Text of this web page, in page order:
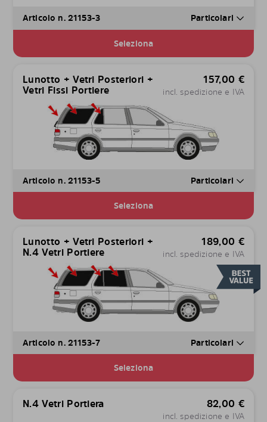
Articolo n. 21153-3 Particolari
Seleziona
Lunotto + Vetri Posteriori +
Vetri Fissi Portiere
157,00 €
incl. spedizione e IVA
Articolo n. 21153-5 Particolari
Seleziona
Lunotto + Vetri Posteriori +
N.4 Vetri Portiere
189,00 €
incl. spedizione e IVA
Articolo n. 21153-7 Particolari
Seleziona
N.4 Vetri Portiera 82,00 €
incl. spedizione e IVA